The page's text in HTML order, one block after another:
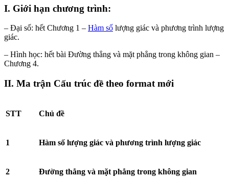
I. Giới hạn chương trình:
– Đại số: hết Chương 1 – Hàm số lượng giác và phương trình lượng
giác.
– Hình học: hết bài Đường thẳng và mặt phẳng trong không gian –
Chương 4.
II. Ma trận Cấu trúc đề theo format mới
STT Chủ đề
1 Hàm số lượng giác và phương trình lượng giác
2 Đường thẳng và mặt phẳng trong không gian